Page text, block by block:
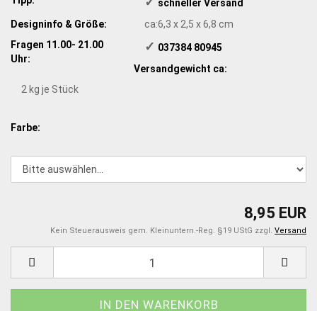
​schneller Versand
Designinfo & Größe:
ca:6,3 x 2,5 x 6,8 cm
Fragen 11.00- 21.00
Uhr:
✓ ​ 037384 80945
Versandgewicht ca:
2 kg je Stück
Farbe:
8,95 EUR
Kein Steuerausweis gem. Kleinuntern.-Reg. §19 UStG zzgl. Versand